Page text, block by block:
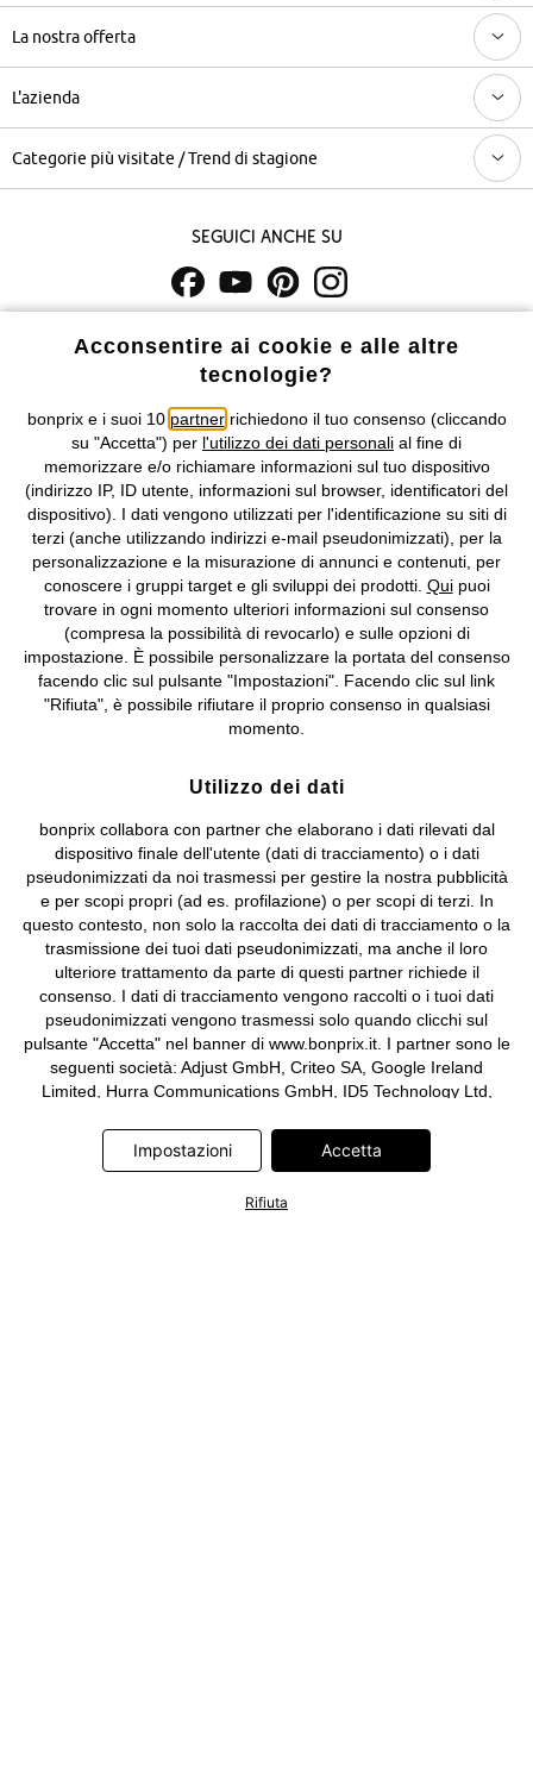
La nostra offerta
L'azienda
Categorie più visitate / Trend di stagione
Seguici anche su
costi di servizio.
Condizioni di vendita Accessibilità
Informativa privacy e cookie Gestione dei cookie
Informazioni legali Diritto di recesso
©2026 bonprix.Tutti i diritti riservati.
bonprix S.r.l. con socio unico, sede legale: via Adua 33 - 13855
Valdengo (BI) C.F. 01510910027 - P.I. 01939830020, Reg. Imprese di
Biella n. 01510910027, R.E.A. BI - 171345, N. Reg. Pile:
IT09060P00000858, N. Reg. AEE: IT08020000002105 Capitale
Sociale: euro 1.000.000 i.v, Società soggetta all'attività di direzione
e coordinamento di bonprix Beteiligungs -Verwaltungsgesellschaft
mbH.
Acconsentire ai cookie e alle altre
tecnologie?
bonprix e i suoi 10 partnerrichiedono il tuo consenso (cliccando
su "Accetta") per l'utilizzo dei dati personali al fine di
memorizzare e/o richiamare informazioni sul tuo dispositivo
(indirizzo IP, ID utente, informazioni sul browser, identificatori del
dispositivo). I dati vengono utilizzati per l'identificazione su siti di
terzi (anche utilizzando indirizzi e-mail pseudonimizzati), per la
personalizzazione e la misurazione di annunci e contenuti, per
conoscere i gruppi target e gli sviluppi dei prodotti. Quipuoi
trovare in ogni momento ulteriori informazioni sul consenso
(compresa la possibilità di revocarlo) e sulle opzioni di
impostazione. È possibile personalizzare la portata del consenso
facendo clic sul pulsante "Impostazioni". Facendo clic sul link
"Rifiuta", è possibile rifiutare il proprio consenso in qualsiasi
momento.
Utilizzo dei dati
bonprix collabora con partner che elaborano i dati rilevati dal
dispositivo finale dell'utente (dati di tracciamento) o i dati
pseudonimizzati da noi trasmessi per gestire la nostra pubblicità
e per scopi propri (ad es. profilazione) o per scopi di terzi. In
questo contesto, non solo la raccolta dei dati di tracciamento o la
trasmissione dei tuoi dati pseudonimizzati, ma anche il loro
ulteriore trattamento da parte di questi partner richiede il
consenso. I dati di tracciamento vengono raccolti o i tuoi dati
pseudonimizzati vengono trasmessi solo quando clicchi sul
pulsante "Accetta" nel banner di www.bonprix.it. I partner sono le
seguenti società: Adjust GmbH, Criteo SA, Google Ireland
Limited, Hurra Communications GmbH, ID5 Technology Ltd,
Limited, Pinterest Europe Limited, RTB-House GmbH, TikTok
Information Technologies UK Limited. Ulteriori informazioni sul
informativa privacy e cookie
Impostazioni Accetta
Rifiuta